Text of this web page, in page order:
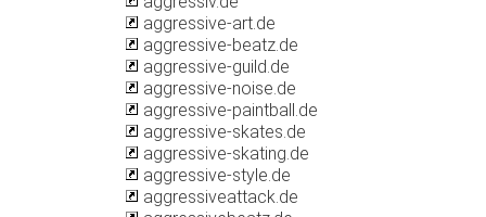
aggressive-art.de
aggressive-beatz.de
aggressive-guild.de
aggressive-noise.de
aggressive-paintball.de
aggressive-skates.de
aggressive-skating.de
aggressive-style.de
aggressiveattack.de